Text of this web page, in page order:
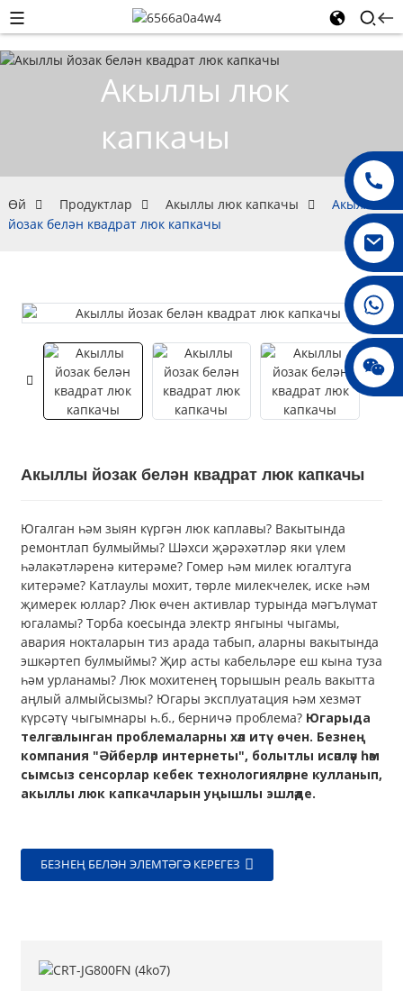
008615396811719
jenny010678
Акыллы люк
капкачы
Өй Продуктлар Акыллы люк капкачы
Акыллы
йозак белән квадрат люк капкачы
Акыллы йозак белән квадрат люк капкачы
Югалган һәм зыян күргән люк каплавы? Вакытында
ремонтлап булмыймы? Шәхси җәрәхәтләр яки үлем
һәлакәтләренә китерәме? Гомер һәм милек югалтуга
китерәме? Катлаулы мохит, төрле милекчелек, иске һәм
җимерек юллар? Люк өчен активлар турында мәгълүмат
югаламы? Торба коесында электр янгыны чыгамы,
авария нокталарын тиз арада табып, аларны вакытында
эшкәртеп булмыймы? Җир асты кабельләре еш кына туза
һәм урланамы? Люк мохитенең торышын реаль вакытта
аңлый алмыйсызмы? Югары эксплуатация һәм хезмәт
күрсәтү чыгымнары һ.б., берничә проблема? Югарыда
телгә алынган проблемаларны хәл итү өчен. Безнең
компания "Әйберләр интернеты", болытлы исәпләү һәм
сымсыз сенсорлар кебек технологияләрне кулланып,
акыллы люк капкачларын уңышлы эшләде.
БЕЗНЕҢ БЕЛӘН ЭЛЕМТӘГӘ КЕРЕГЕЗ